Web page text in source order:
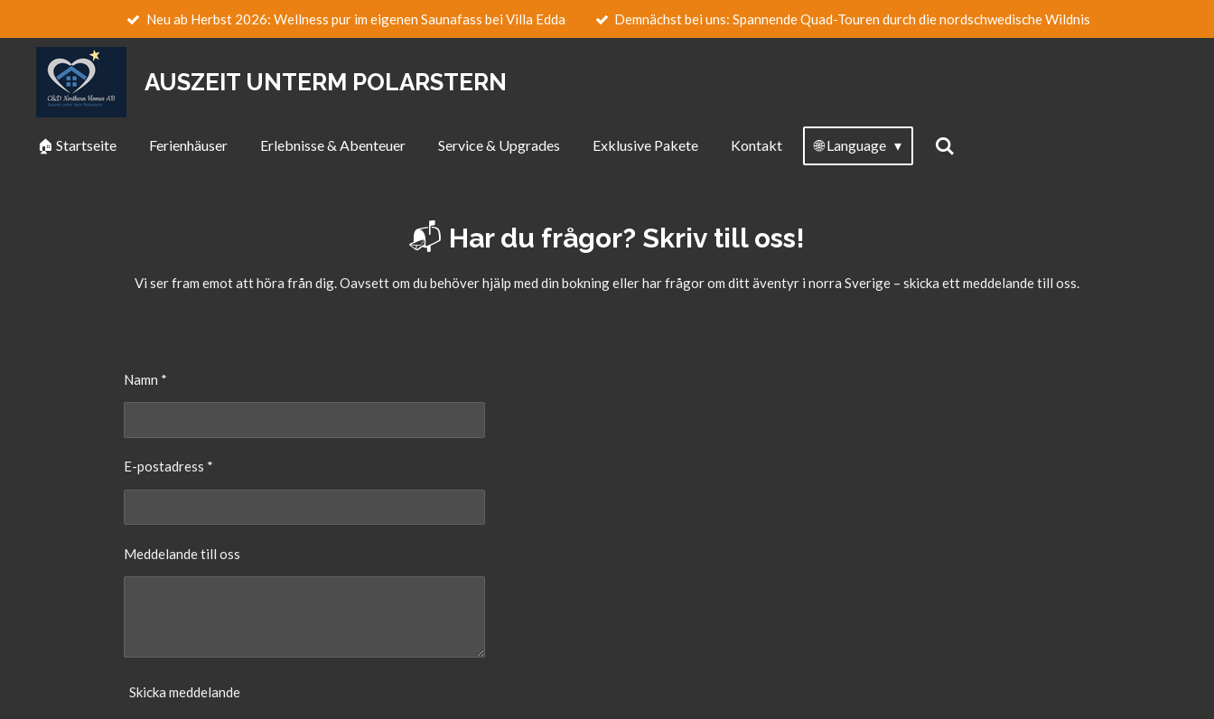
Hauptinhalt
springen
Neu ab Herbst 2026: Wellness pur im eigenen Saunafass bei Villa Edda Demnächst bei uns: Spannende Quad-Touren durch die nordschwedische Wildnis
AUSZEIT UNTERM POLARSTERN
🏠 Startseite Ferienhäuser Erlebnisse & Abenteuer Service & Upgrades Exklusive Pakete Kontakt 🌐 Language
📬 Har du frågor? Skriv till oss!
Vi ser fram emot att höra från dig. Oavsett om du behöver hjälp med din bokning eller har frågor om ditt äventyr i norra Sverige – skicka ett meddelande till oss.
Namn *
E-postadress *
Meddelande till oss
Skicka meddelande